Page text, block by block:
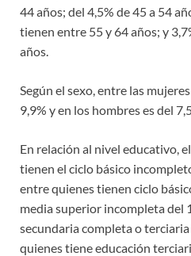
44 años; del 4,5% de 45 a 54
tienen entre 55 y 64 años; y
años.
Según el sexo, entre las
9,9% y en los hombres es del
En relación al nivel educativo,
tienen el ciclo básico
entre quienes tienen ciclo
media superior incompleta del
secundaria completa o
quienes tiene educación